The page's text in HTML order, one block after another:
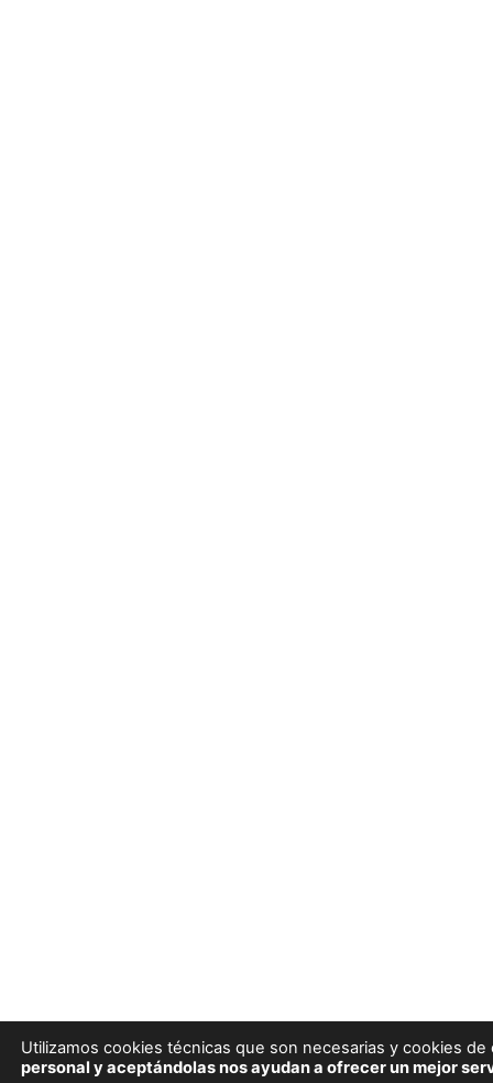
Utilizamos cookies técnicas que son necesarias y cookies
personal y aceptándolas nos ayudan a ofrecer un mejor